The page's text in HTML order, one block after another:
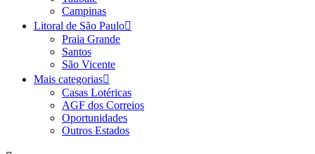
Campinas
Litoral de São Paulo
Praia Grande
Santos
São Vicente
Mais categorias
Casas Lotéricas
AGF dos Correios
Oportunidades
Outros Estados